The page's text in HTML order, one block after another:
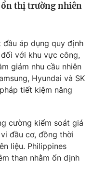
thị trường nhiên
đầu áp dụng quy định
với khu vực công,
giảm nhu cầu nhiên
Hyundai và SK
tiết kiệm năng
cường kiểm soát giá
đầu cơ, đồng thời
liệu. Philippines
than nhằm ổn định